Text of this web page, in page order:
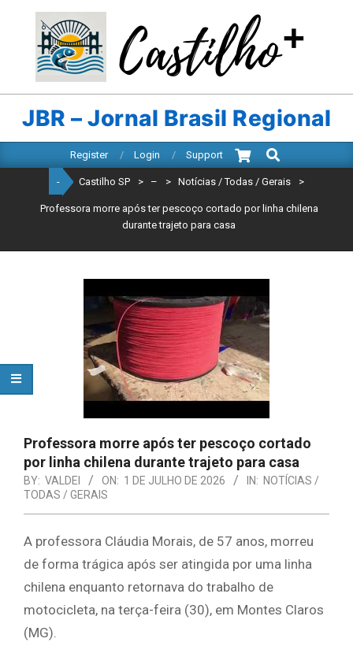
content
CASTILHO
SP
JBR – Jornal Brasil Regional
Navigation
Register Login Support
Search
- Castilho SP > – > Notícias / Todas / Gerais >
Professora morre após ter pescoço cortado por linha chilena
durante trajeto para casa
Professora morre após ter pescoço cortado
por linha chilena durante trajeto para casa
BY: VALDEI ON: 1 DE JULHO DE 2026 IN: NOTÍCIAS /
TODAS / GERAIS
A professora Cláudia Morais, de 57 anos, morreu
de forma trágica após ser atingida por uma linha
chilena enquanto retornava do trabalho de
motocicleta, na terça-feira (30), em Montes Claros
(MG).